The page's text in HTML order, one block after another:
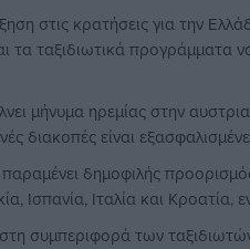
στις κρατήσεις για την
τα ταξιδιωτικά προγράμματα
μήνυμα ηρεμίας στην
διακοπές είναι
δημοφιλής
Ισπανία, Ιταλία και Κροατία,
συμπεριφορά των